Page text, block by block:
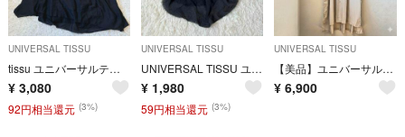
UNIVERSAL TISSU
tissu ユニバーサルティシュ リネンコットン シルク ワンピース
¥ 3,080
92円相当還元 (3%)
UNIVERSAL TISSU
UNIVERSAL TISSU ユニバーサルティシュ 変形 Tシャツ
¥ 1,980
59円相当還元 (3%)
UNIVERSAL TISSU
【美品】ユニバーサルティシュ シャツドレス ロング シャツ ワンピース
¥ 6,900